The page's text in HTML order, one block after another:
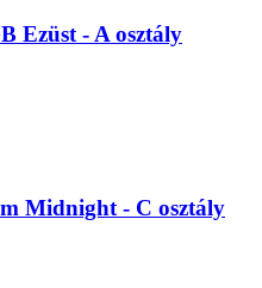
Ezüst - A osztály
Midnight - C osztály